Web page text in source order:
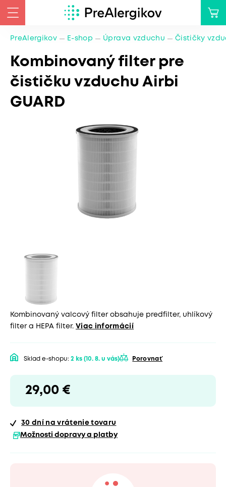
PreAlergikov E-shop Úprava vzduchu Čističky
Kombinovaný filter pre
čističku vzduchu Airbi
GUARD
Kombinovaný valcový filter obsahuje predfilter, uhlíkový
filter a HEPA filter. Viac informácií
Sklad e-shopu: 2 ks (10. 8. u vás) Porovnať
29,00 €
30 dní na vrátenie tovaru
Možnosti dopravy a platby